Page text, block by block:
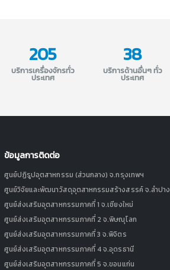
205
บริการเครื่องจักรทั่ว
ประเทศ
38
บริการด้านอื่นๆ ทั่ว
ประเทศ
ข้อมูลการติดต่อ
ศูนย์ปฏิรูปอุตสาหกรรม (ส่วนกลาง) จ.กรุงเทพฯ
ศูนย์วิจัยและพัฒนาวัสดุอุตสาหกรรมสร้างสรรค์ จ.ลำปาง
ศูนย์ส่งเสริมอุตสาหกรรมภาคที่ 1 จ.เชียงใหม่
ศูนย์ส่งเสริมอุตสาหกรรมภาคที่ 2 จ.พิษณุโลก
ศูนย์ส่งเสริมอุตสาหกรรมภาคที่ 3 จ.พิจิตร
ศูนย์ส่งเสริมอุตสาหกรรมภาคที่ 4 จ.อุดรธานี
ศูนย์ส่งเสริมอุตสาหกรรมภาคที่ 5 จ.ขอนแก่น